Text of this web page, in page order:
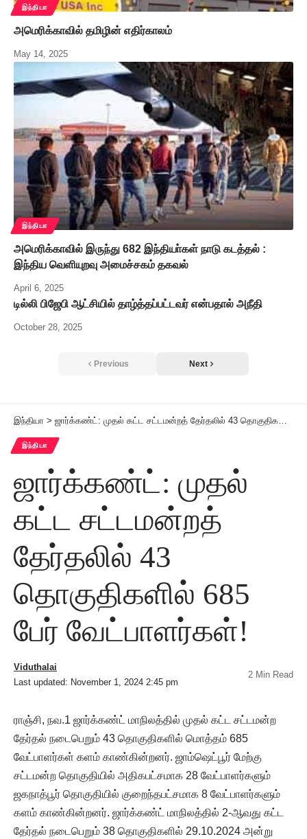
இந்தியா
அமெரிக்காவில் தமிழின் எதிர்காலம்
May 14, 2025
இந்தியா
அமெரிக்காவில் இருந்து 682 இந்தியா்கள் நாடு கடத்தல் :
இந்திய வெளியுறவு அமைச்சகம் தகவல்
April 6, 2025
டில்லி பிஜேபி ஆட்சியில் தாழ்த்தப்பட்டவர் என்பதால் அநீதி
October 28, 2025
Previous Next
இந்தியா > ஜார்க்கண்ட்: முதல் கட்ட சட்டமன்றத் தேர்தலில் 43 தொகுதிகளில் 685 பேர் வேட்பாளர்கள்!
இந்தியா
ஜார்க்கண்ட்: முதல்
கட்ட சட்டமன்றத்
தேர்தலில் 43
தொகுதிகளில் 685
பேர் வேட்பாளர்கள்!
Last updated: November 1, 2024 2:45 pm
Viduthalai
2 Min Read
ராஞ்சி, நவ.1 ஜார்க்கண்ட் மாநிலத்தில் முதல் கட்ட சட்டமன்ற
தேர்தல் நடைபெறும் 43 தொகுதிகளில் மொத்தம் 685
வேட்பாளர்கள் களம் காண்கின்றனர். ஜாம்ஷெட்பூர் மேற்கு
சட்டமன்ற தொகுதியில் அதிகபட்சமாக 28 வேட்பாளர்களும்
ஜகநாத்பூர் தொகுதியில் குறைந்தபட்சமாக 8 வேட்பாளர்களும்
களம் காண்கின்றனர். ஜார்க்கண்ட் மாநிலத்தில் 2-ஆவது கட்ட
தேர்தல் நடைபெறும் 38 தொகுதிகளில் 29.10.2024 அன்று